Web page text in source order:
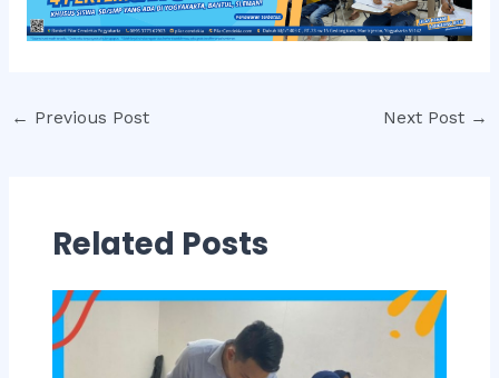
Post
← Previous Post Next Post →
Related Posts